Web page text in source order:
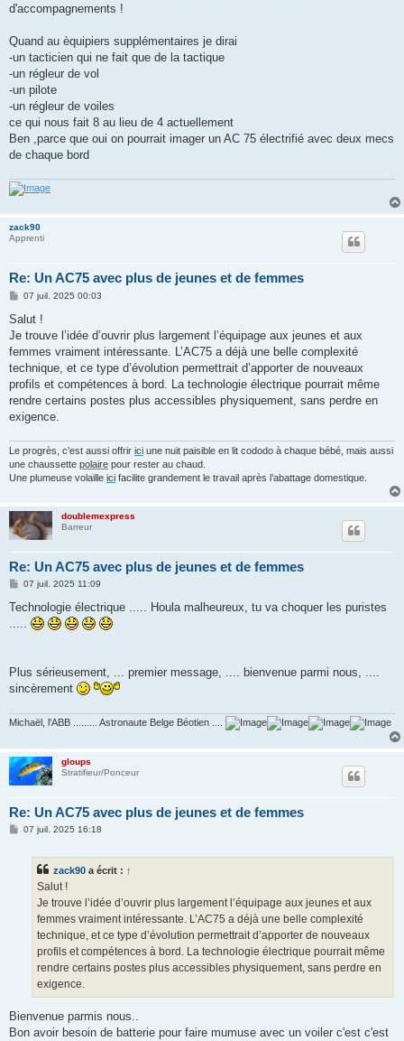
d'accompagnements !
Quand au èquipiers supplémentaires je dirai
-un tacticien qui ne fait que de la tactique
-un régleur de vol
-un pilote
-un régleur de voiles
ce qui nous fait 8 au lieu de 4 actuellement
Ben ,parce que oui on pourrait imager un AC 75 électrifié avec deux mecs
de chaque bord
zack90
Apprenti
Re: Un AC75 avec plus de jeunes et de femmes
M
s
a
g
07 juil. 2025 00:03
Salut !
Je trouve l’idée d’ouvrir plus largement l’équipage aux jeunes et aux
femmes vraiment intéressante. L’AC75 a déjà une belle complexité
technique, et ce type d’évolution permettrait d’apporter de nouveaux
profils et compétences à bord. La technologie électrique pourrait même
rendre certains postes plus accessibles physiquement, sans perdre en
exigence.
Le progrès, c’est aussi offrir ici une nuit paisible en lit cododo à chaque bébé, mais aussi
une chaussette polaire pour rester au chaud.
Une plumeuse volaille ici facilite grandement le travail après l’abattage domestique.
doublemexpress
Barreur
Re: Un AC75 avec plus de jeunes et de femmes
M
s
a
07 juil. 2025 11:09
Technologie électrique ..... Houla malheureux, tu va choquer les puristes
.....
Plus sérieusement, ... premier message, .... bienvenue parmi nous, ....
sincèrement
Michaël, l'ABB ......... Astronaute Belge Béotien ....
gloups
Stratifieur/Ponceur
Re: Un AC75 avec plus de jeunes et de femmes
M07 juil. 2025 16:18
zack90 a écrit : ↑
Salut !
Je trouve l’idée d’ouvrir plus largement l’équipage aux jeunes et aux
femmes vraiment intéressante. L’AC75 a déjà une belle complexité
technique, et ce type d’évolution permettrait d’apporter de nouveaux
profils et compétences à bord. La technologie électrique pourrait même
rendre certains postes plus accessibles physiquement, sans perdre en
exigence.
Bienvenue parmis nous..
Bon avoir besoin de batterie pour faire mumuse avec un voiler c'est c'est